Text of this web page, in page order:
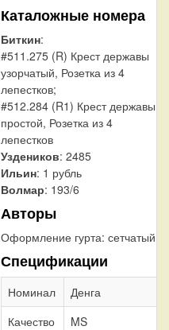
Каталожные номера
Биткин:
#511.275 (R) Крест державы
узорчатый, Розетка из 4
лепестков;
#512.284 (R1) Крест державы
простой, Розетка из 4
лепестков
Уздеников: 2485
Ильин: 1 рубль
Волмар: 193/6
Авторы
Оформление гурта: сетчатый
Спецификации
Номинал
Денга
Качество
MS